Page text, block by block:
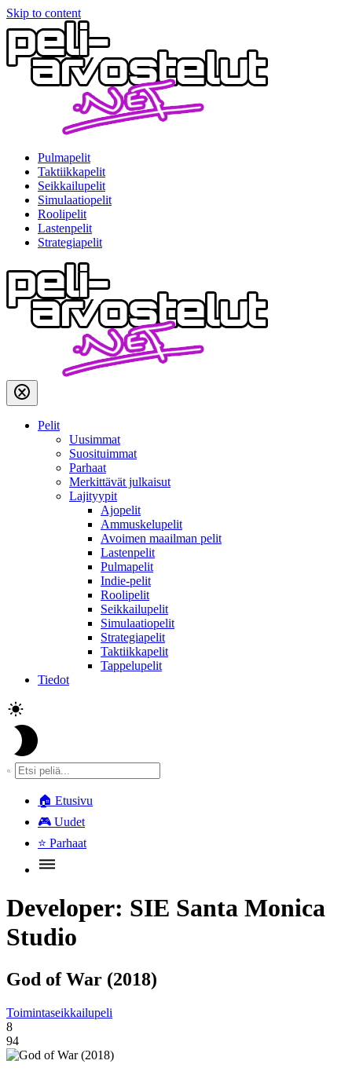
Skip to content
Pulmapelit
Taktiikkapelit
Seikkailupelit
Simulaatiopelit
Roolipelit
Lastenpelit
Strategiapelit
Pelit
Uusimmat
Suosituimmat
Parhaat
Merkittävät julkaisut
Lajityypit
Ajopelit
Ammuskelupelit
Avoimen maailman pelit
Lastenpelit
Pulmapelit
Indie-pelit
Roolipelit
Seikkailupelit
Simulaatiopelit
Strategiapelit
Taktiikkapelit
Tappelupelit
Tiedot
🏠 Etusivu
🎮 Uudet
⭐ Parhaat
Developer: SIE Santa Monica
Studio
God of War (2018)
Toimintaseikkailupeli
8
94